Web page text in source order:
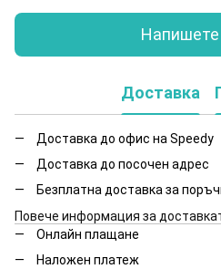
Напишете
Доставка
Доставка до офис на Speedy
Доставка до посочен адрес
Безплатна доставка за
Повече информация за
Онлайн плащане
Наложен платеж